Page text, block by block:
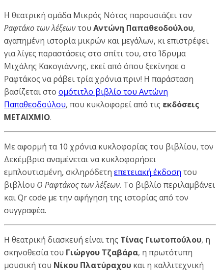
Η θεατρική ομάδα Μικρός Νότος παρουσιάζει τον
Ραφτάκο των λέξεωντου Αντώνη Παπαθεοδούλου,
αγαπημένη ιστορία μικρών και μεγάλων, κι επιστρέφει
για λίγες παραστάσεις στο σπίτι του, στο Ίδρυμα
Μιχάλης Κακογιάννης, εκεί από όπου ξεκίνησε ο
Ραφτάκος να ράβει τρία χρόνια πριν! Η παράσταση
βασίζεται στο ομότιτλο βιβλίο του Αντώνη
Παπαθεοδούλου, που κυκλοφορεί από τις εκδόσεις
ΜΕΤΑΙΧΜΙΟ.
Με αφορμή τα 10 χρόνια κυκλοφορίας του βιβλίου, τον
Δεκέμβριο αναμένεται να κυκλοφορήσει
εμπλουτισμένη, σκληρόδετη επετειακή έκδοση του
βιβλίου Ο Ραφτάκος των λέξεων. Το βιβλίο περιλαμβάνει
και Qr code με την αφήγηση της ιστορίας από τον
συγγραφέα.
Η θεατρική διασκευή είναι της Τίνας Γιωτοπούλου, η
σκηνοθεσία του Γιώργου Τζαβάρα, η πρωτότυπη
μουσική του Νίκου Πλατύραχου και η καλλιτεχνική